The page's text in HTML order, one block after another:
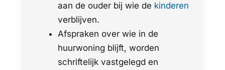
aan de ouder bij wie de kinderen
verblijven.
Afspraken over wie in de
huurwoning blijft, worden
schriftelijk vastgelegd en